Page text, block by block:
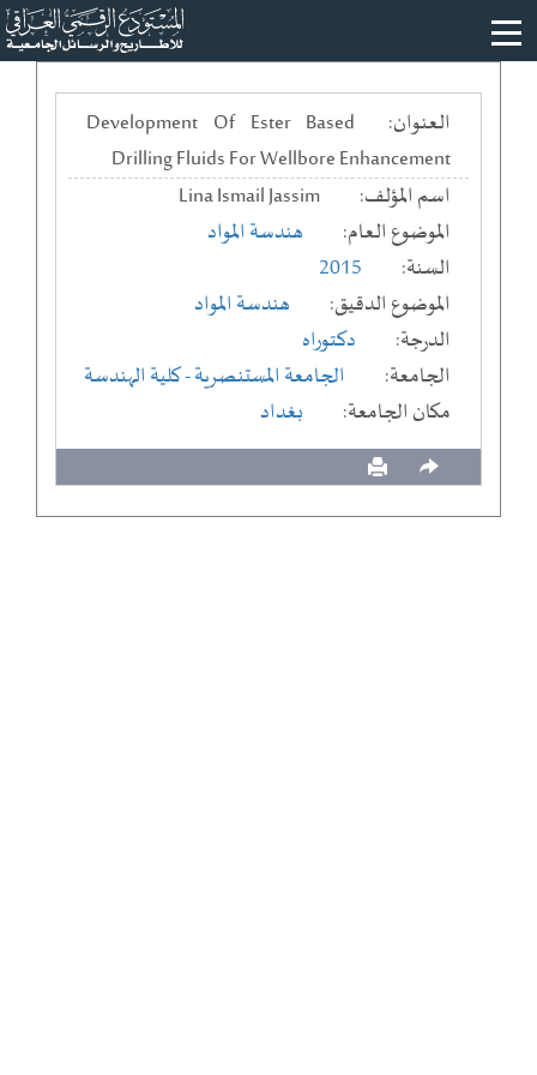
العنوان:
Development Of Ester Based
Drilling Fluids For Wellbore Enhancement
اسم المؤلف:
Lina Ismail Jassim
الموضوع العام:
هندسة المواد
السنة:
2015
الموضوع الدقيق:
هندسة المواد
الدرجة:
دكتوراه
الجامعة:
الجامعة المستنصرية- كلية الهندسة
مكان الجامعة:
بغداد